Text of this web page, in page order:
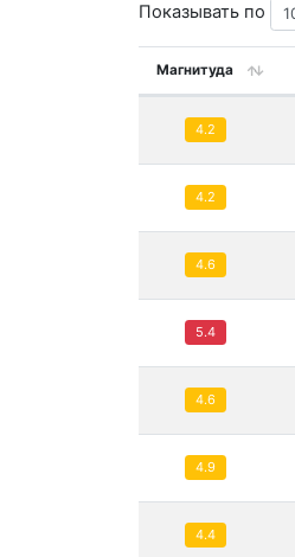
Показывать по
Магнитуда
4.2
4.2
4.6
5.4
4.6
4.9
4.4